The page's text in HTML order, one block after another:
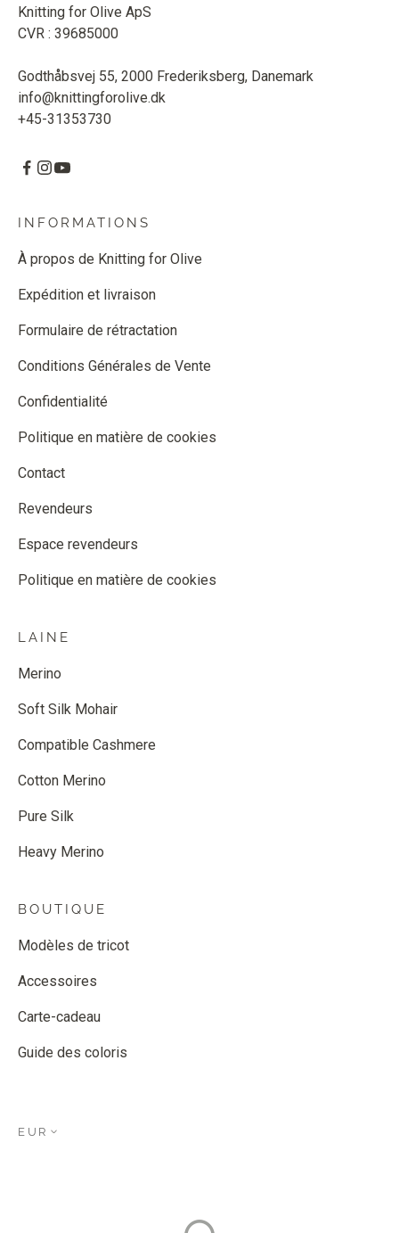
Knitting for Olive ApS
CVR : 39685000
Godthåbsvej 55, 2000 Frederiksberg, Danemark
info@knittingforolive.dk
+45-31353730
INFORMATIONS
À propos de Knitting for Olive
Expédition et livraison
Formulaire de rétractation
Conditions Générales de Vente
Confidentialité
Politique en matière de cookies
Contact
Revendeurs
Espace revendeurs
Politique en matière de cookies
LAINE
Merino
Soft Silk Mohair
Compatible Cashmere
Cotton Merino
Pure Silk
Heavy Merino
BOUTIQUE
Modèles de tricot
Accessoires
Carte-cadeau
Guide des coloris
EUR